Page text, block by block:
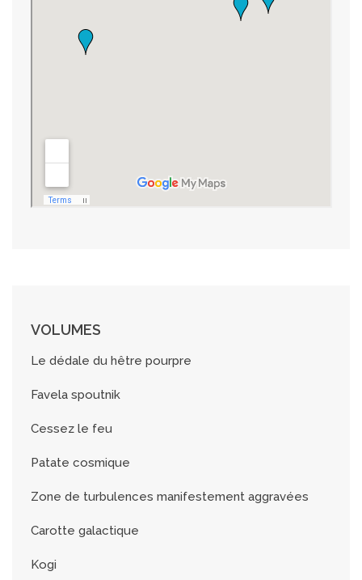
VOLUMES
Le dédale du hêtre pourpre
Favela spoutnik
Cessez le feu
Patate cosmique
Zone de turbulences manifestement aggravées
Carotte galactique
Kogi